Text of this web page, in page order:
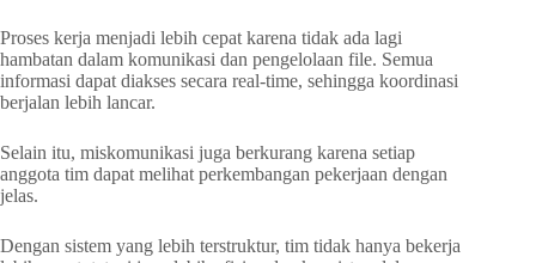
Proses kerja menjadi lebih cepat karena tidak ada lagi
hambatan dalam komunikasi dan pengelolaan file. Semua
informasi dapat diakses secara real-time, sehingga koordinasi
berjalan lebih lancar.
Selain itu, miskomunikasi juga berkurang karena setiap
anggota tim dapat melihat perkembangan pekerjaan dengan
jelas.
Dengan sistem yang lebih terstruktur, tim tidak hanya bekerja